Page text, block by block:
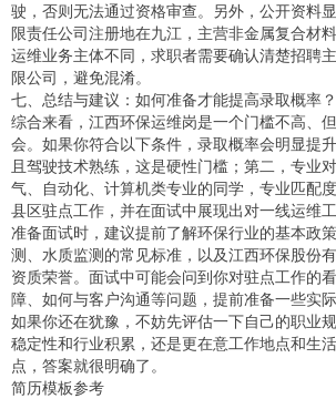
驶，否则无法通过资格审查。另外，公开资料
限责任公司注册地在九江，主营非金属复合材
运维业务主体不同，求职者需要确认清楚招聘
限公司，避免混淆。
七、总结与建议：如何准备才能提高录取概率？
综合来看，江西环保运维岗是一个门槛不高、
会。如果你符合以下条件，录取概率会明显提
且驾驶技术熟练，这是硬性门槛；第二，专业
气、自动化、计算机类专业的同学，专业匹配
县区驻点工作，并在面试中展现出对一线运维
准备面试时，建议提前了解环保行业的基本政
测、水质监测的常见标准，以及江西环保股份
资质荣誉。面试中可能会问到你对驻点工作的
障、如何与客户沟通等问题，提前准备一些实
如果你还在犹豫，不妨先评估一下自己的职业
稳定性和行业积累，还是更在意工作地点和生
点，答案就很明确了。
简历模板参考